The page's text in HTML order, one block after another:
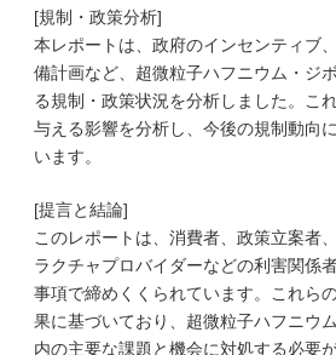
[規制・政策分析]
本レポートは、政府のインセンティブ
備計画など、超微粒子ハフニウム・ジ
る規制・政策状況を分析しました。こ
与える影響を分析し、今後の規制動向
います。
[提言と結論]
このレポートは、消費者、政策立案者
ラクチャプロバイダーなどの利害関係
事項で締めくくられています。これら
果に基づいており、超微粒子ハフニウ
内の主要な課題と機会に対処する必要が